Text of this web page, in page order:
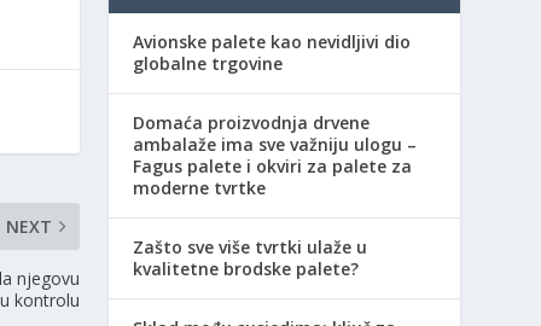
NEXT
njegovu
kontrolu
Avionske palete kao nevidljivi dio
globalne trgovine
Domaća proizvodnja drvene
ambalaže ima sve važniju ulogu –
Fagus palete i okviri za palete za
moderne tvrtke
Zašto sve više tvrtki ulaže u
kvalitetne brodske palete?